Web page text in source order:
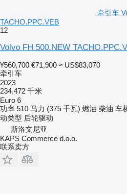
牵引车
TACHO.PPC.VEB
12
Volvo FH 500.NEW
¥560,700 €71,900 ≈ US$83,070
牵引车
2023
234,472 千米
Euro 6
功率 510 马力 (375 千瓦) 燃油 柴油 车
动类型 后轮驱动
斯洛文尼亚
KAPS Commerce d.o.o.
联系卖方